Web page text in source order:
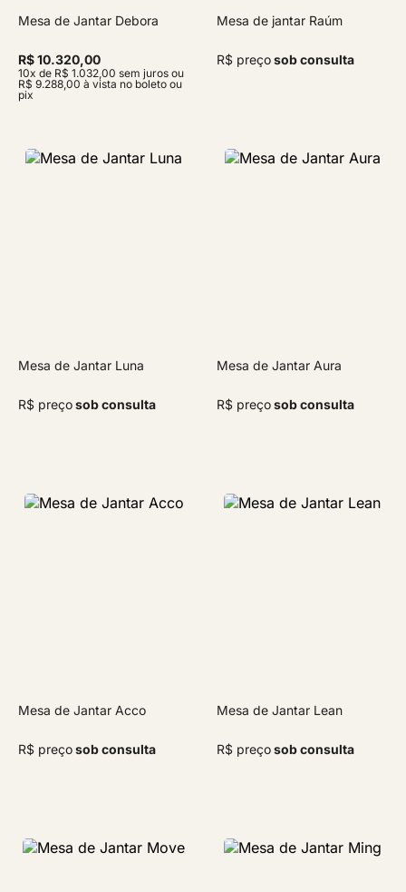
Mesa de Jantar Debora
R$ 10.320,00
10x de R$ 1.032,00 sem juros ou
R$ 9.288,00 à vista no boleto ou
pix
Mesa de jantar Raúm
R$ preçosob consulta
Mesa de Jantar Luna
R$ preçosob consulta
Mesa de Jantar Aura
R$ preçosob consulta
Mesa de Jantar Acco
R$ preçosob consulta
Mesa de Jantar Lean
R$ preçosob consulta